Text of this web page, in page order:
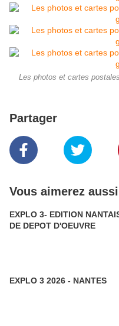
Les photos et cartes
Partager
Vous aimerez aussi
EXPLO 3- EDITION
DE DEPOT D'OEUVRE
EXPLO 3 2026 - NANTES